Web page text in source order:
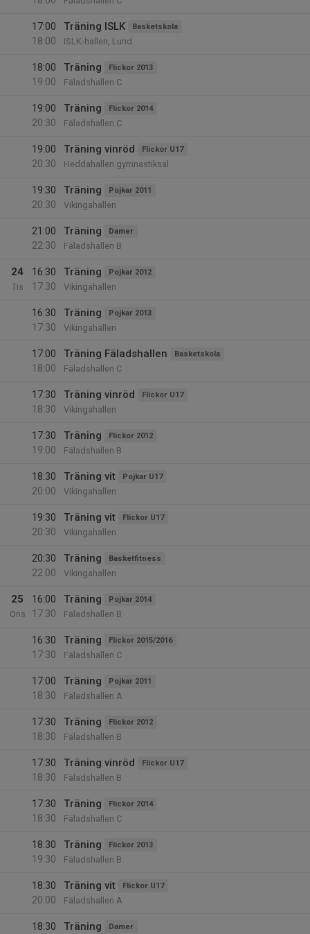
17:00
18:00
Träning ISLK Basketskola
ISLK-hallen, Lund
18:00
19:00
Träning Flickor 2013
Fäladshallen C
19:00
20:30
Träning Flickor 2014
Fäladshallen C
19:00
20:30
Träning vinröd Flickor U17
Heddahallen gymnastiksal
19:30
20:30
Träning Pojkar 2011
Vikingahallen
21:00
22:30
Träning Damer
Fäladshallen B
24
Tis
16:30
17:30
Träning Pojkar 2012
Vikingahallen
16:30
17:30
Träning Pojkar 2013
Vikingahallen
17:00
18:00
Träning Fäladshallen Basketskola
Fäladshallen C
17:30
18:30
Träning vinröd Flickor U17
Vikingahallen
17:30
19:00
Träning Flickor 2012
Fäladshallen B
18:30
20:00
Träning vit Pojkar U17
Vikingahallen
19:30
20:30
Träning vit Flickor U17
Vikingahallen
20:30
22:00
Träning Basketfitness
Vikingahallen
25
Ons
16:00
17:30
Träning Pojkar 2014
Fäladshallen B
16:30
17:30
Träning Flickor 2015/2016
Fäladshallen C
17:00
18:30
Träning Pojkar 2011
Fäladshallen A
17:30
18:30
Träning Flickor 2012
Fäladshallen B
17:30
18:30
Träning vinröd Flickor U17
Fäladshallen B
17:30
18:30
Träning Flickor 2014
Fäladshallen C
18:30
19:30
Träning Flickor 2013
Fäladshallen B
18:30
20:00
Träning vit Flickor U17
Fäladshallen A
18:30
Träning Damer